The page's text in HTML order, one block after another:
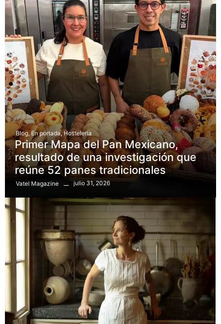
Blog, En portada, Hostelería
Primer Mapa del Pan Mexicano,
resultado de una investigación que
reúne 52 panes tradicionales
Vatel Magazine julio 31, 2026